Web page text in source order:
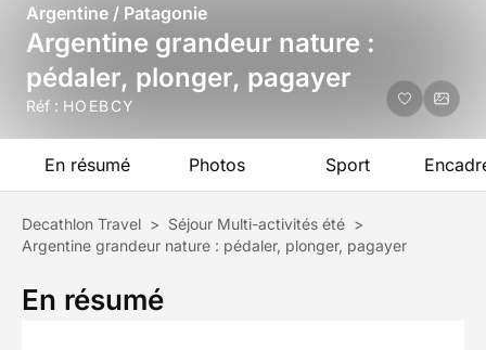
Argentine / Patagonie
Argentine grandeur nature :
pédaler, plonger, pagayer
Réf : HOEBCY
En résumé Photos Sport
Decathlon Travel > Séjour Multi-activités été >
Argentine grandeur nature : pédaler, plonger, pagayer
En résumé